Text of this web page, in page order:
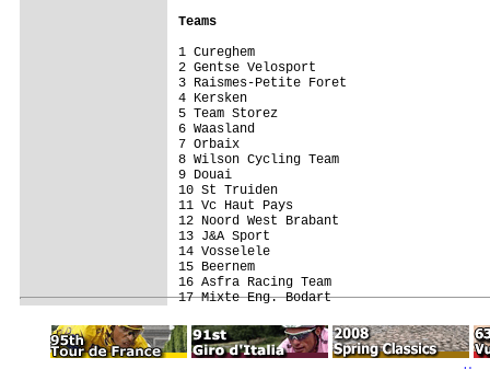
Teams
1 Cureghem
2 Gentse Velosport
3 Raismes-Petite Foret
4 Kersken
5 Team Storez
6 Waasland
7 Orbaix
8 Wilson Cycling Team
9 Douai
10 St Truiden
11 Vc Haut Pays
12 Noord West Brabant
13 J&A Sport
14 Vosselele
15 Beernem
16 Asfra Racing Team